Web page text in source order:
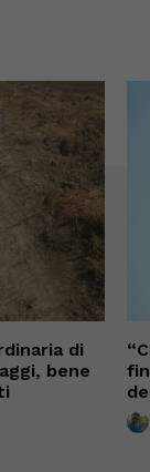
di
bene